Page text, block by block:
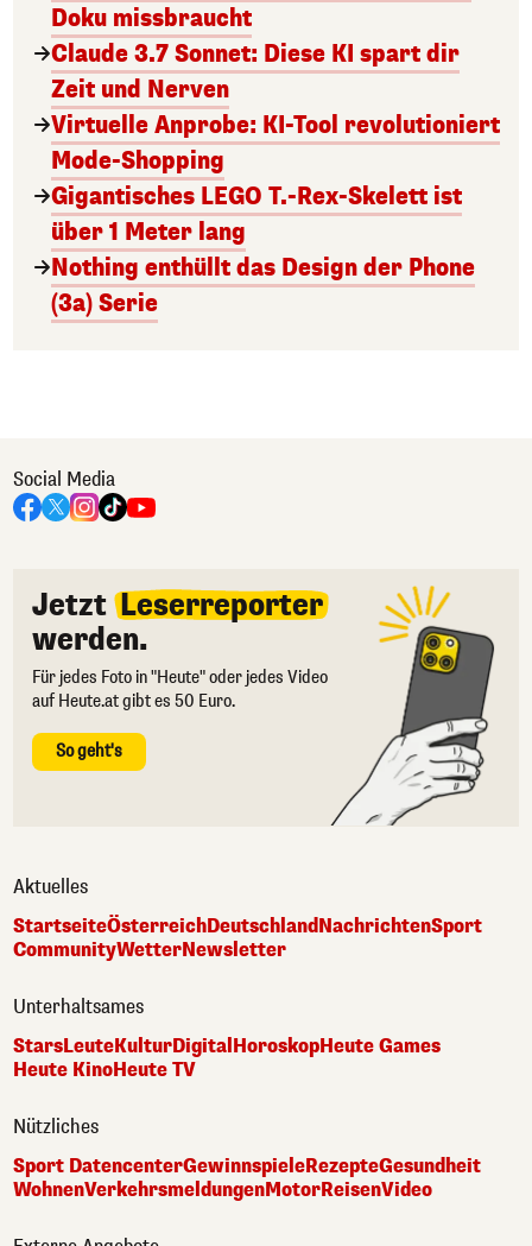
Doku missbraucht
Claude 3.7 Sonnet: Diese KI spart dir
Zeit und Nerven
Virtuelle Anprobe: KI-Tool revolutioniert
Mode-Shopping
Gigantisches LEGO T.-Rex-Skelett ist
über 1 Meter lang
Nothing enthüllt das Design der Phone
(3a) Serie
Social Media
Jetzt Leserreporter
werden.
Für jedes Foto in "Heute" oder jedes Video
auf Heute.at gibt es 50 Euro.
So geht's
Aktuelles
StartseiteÖsterreichDeutschlandNachrichtenSport
CommunityWetterNewsletter
Unterhaltsames
StarsLeuteKulturDigitalHoroskopHeute Games
Heute KinoHeute TV
Nützliches
Sport DatencenterGewinnspieleRezepteGesundheit
WohnenVerkehrsmeldungenMotorReisenVideo